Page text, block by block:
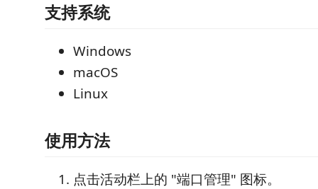
支持系统
Windows
macOS
Linux
使用方法
点击活动栏上的 "端口管理" 图标。